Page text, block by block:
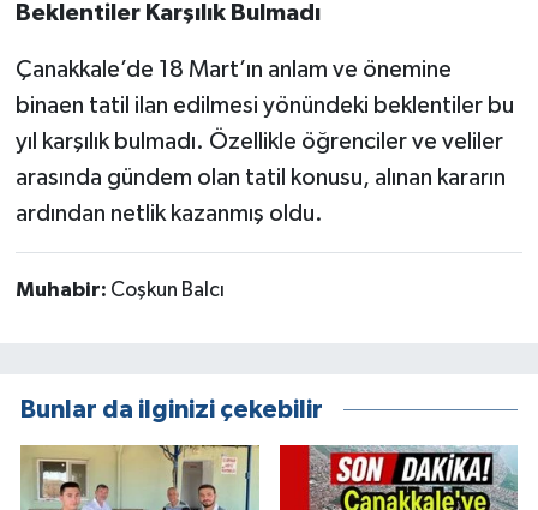
Beklentiler Karşılık Bulmadı
Çanakkale’de 18 Mart’ın anlam ve önemine
binaen tatil ilan edilmesi yönündeki beklentiler bu
yıl karşılık bulmadı. Özellikle öğrenciler ve veliler
arasında gündem olan tatil konusu, alınan kararın
ardından netlik kazanmış oldu.
Muhabir: Coşkun Balcı
Bunlar da ilginizi çekebilir